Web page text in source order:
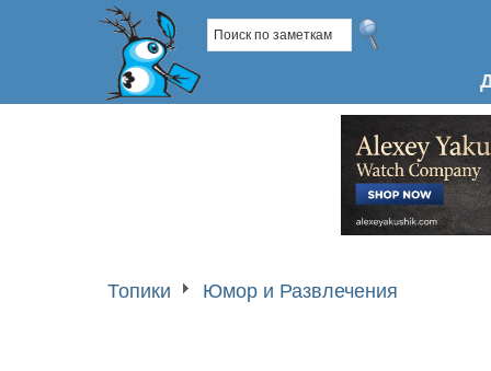
Топики Юмор и Развлечения